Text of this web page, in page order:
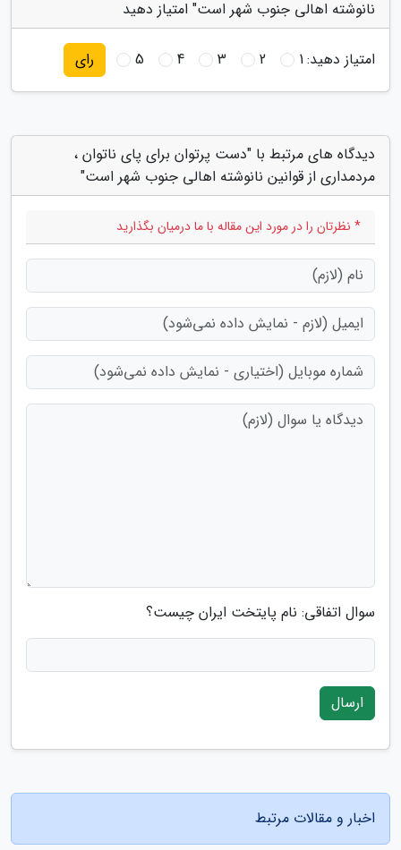
نانوشته اهالی جنوب شهر است" امتیاز دهید
امتیاز دهید:1
2
3
4
5 رای
دیدگاه های مرتبط با "دست پرتوان برای پای ناتوان ،
مردمداری از قوانین نانوشته اهالی جنوب شهر است"
* نظرتان را در مورد این مقاله با ما درمیان بگذارید
سوال اتفاقی: نام پایتخت ایران چیست؟
ارسال
اخبار و مقالات مرتبط